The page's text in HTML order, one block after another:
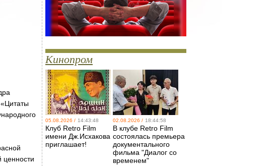
«Цитаты
ценности
Кинопром
05.08.2026 / 14:43:48
Клуб Retro Film
имени Дж.Исхакова
приглашает!
02.08.2026 / 18:44:58
В клубе Retro Film
состоялась премьера
документального
фильма "Диалог со
временем"